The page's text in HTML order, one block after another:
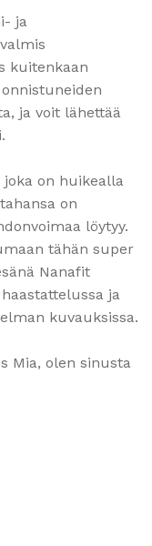
ja
kuitenkaan
ja voit lähettää
on huikealla
on
löytyy.
tähän super
Nanafit
ja
kuvauksissa.
Mia, olen sinusta